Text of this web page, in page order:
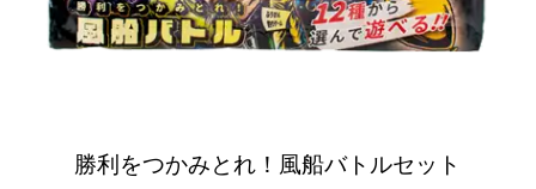
勝利をつかみとれ！風船バトルセット